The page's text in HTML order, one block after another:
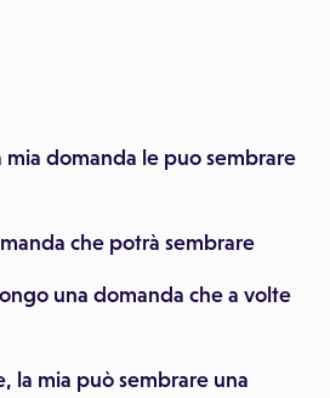
mia domanda le puo sembrare
che potrà sembrare
una domanda che a volte
la mia può sembrare una